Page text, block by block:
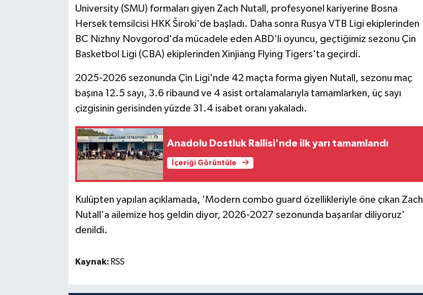
University (SMU) formaları giyen Zach Nutall, profesyonel kariyerine Bosna
Hersek temsilcisi HKK Široki'de başladı. Daha sonra Rusya VTB Ligi ekiplerinden
BC Nizhny Novgorod'da mücadele eden ABD'li oyuncu, geçtiğimiz sezonu Çin
Basketbol Ligi (CBA) ekiplerinden Xinjiang Flying Tigers'ta geçirdi.
2025-2026 sezonunda Çin Ligi'nde 42 maçta forma giyen Nutall, sezonu maç
başına 12.5 sayı, 3.6 ribaund ve 4 asist ortalamalarıyla tamamlarken, üç sayı
çizgisinin gerisinden yüzde 31.4 isabet oranı yakaladı.
Anadolu Dostluk Rallisi'nde ilk yarı tamamlandı
İçeriği Görüntüle
Kulüpten yapılan açıklamada, 'Modern combo guard özellikleriyle öne çıkan Zach
Nutall'a ailemize hoş geldin diyor, 2026-2027 sezonunda başarılar diliyoruz'
denildi.
Kaynak: RSS